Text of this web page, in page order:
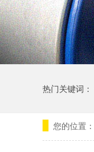
热门关键词：
您的位置：